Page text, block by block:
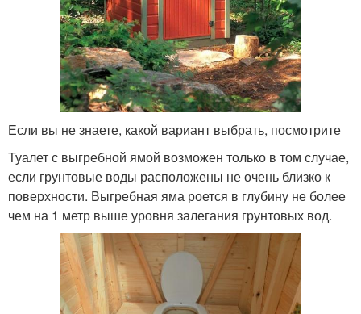
Если вы не знаете, какой вариант выбрать, посмотрите
Туалет с выгребной ямой возможен только в том случае,
если грунтовые воды расположены не очень близко к
поверхности. Выгребная яма роется в глубину не более
чем на 1 метр выше уровня залегания грунтовых вод.